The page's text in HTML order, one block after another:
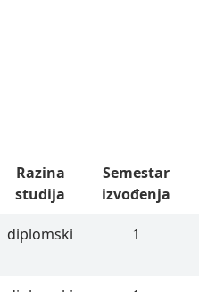
Razina
studija
Semestar
izvođenja
diplomski 1